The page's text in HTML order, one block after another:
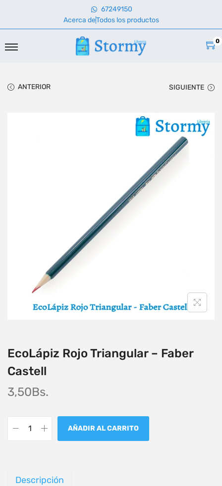
67249150
Acerca deTodos los productos
0
ANTERIOR SIGUIENTE
EcoLápiz Rojo Triangular – Faber
Castell
3,50Bs.
AÑADIR AL CARRITO
Descripción